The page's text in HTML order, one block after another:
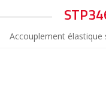
Accouplement élastique